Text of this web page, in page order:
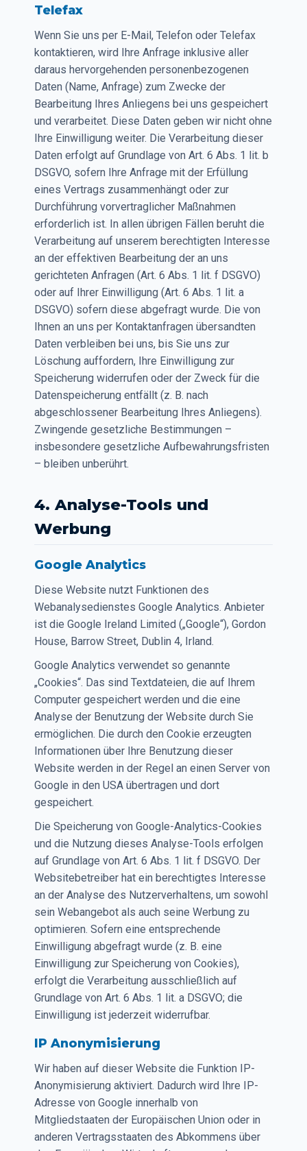
Telefax
Wenn Sie uns per E-Mail, Telefon oder Telefax
kontaktieren, wird Ihre Anfrage inklusive aller
daraus hervorgehenden personenbezogenen
Daten (Name, Anfrage) zum Zwecke der
Bearbeitung Ihres Anliegens bei uns gespeichert
und verarbeitet. Diese Daten geben wir nicht ohne
Ihre Einwilligung weiter. Die Verarbeitung dieser
Daten erfolgt auf Grundlage von Art. 6 Abs. 1 lit. b
DSGVO, sofern Ihre Anfrage mit der Erfüllung
eines Vertrags zusammenhängt oder zur
Durchführung vorvertraglicher Maßnahmen
erforderlich ist. In allen übrigen Fällen beruht die
Verarbeitung auf unserem berechtigten Interesse
an der effektiven Bearbeitung der an uns
gerichteten Anfragen (Art. 6 Abs. 1 lit. f DSGVO)
oder auf Ihrer Einwilligung (Art. 6 Abs. 1 lit. a
DSGVO) sofern diese abgefragt wurde. Die von
Ihnen an uns per Kontaktanfragen übersandten
Daten verbleiben bei uns, bis Sie uns zur
Löschung auffordern, Ihre Einwilligung zur
Speicherung widerrufen oder der Zweck für die
Datenspeicherung entfällt (z. B. nach
abgeschlossener Bearbeitung Ihres Anliegens).
Zwingende gesetzliche Bestimmungen –
insbesondere gesetzliche Aufbewahrungsfristen
– bleiben unberührt.
4. Analyse-Tools und
Werbung
Google Analytics
Diese Website nutzt Funktionen des
Webanalysedienstes Google Analytics. Anbieter
ist die Google Ireland Limited („Google“), Gordon
House, Barrow Street, Dublin 4, Irland.
Google Analytics verwendet so genannte
„Cookies“. Das sind Textdateien, die auf Ihrem
Computer gespeichert werden und die eine
Analyse der Benutzung der Website durch Sie
ermöglichen. Die durch den Cookie erzeugten
Informationen über Ihre Benutzung dieser
Website werden in der Regel an einen Server von
Google in den USA übertragen und dort
gespeichert.
Die Speicherung von Google-Analytics-Cookies
und die Nutzung dieses Analyse-Tools erfolgen
auf Grundlage von Art. 6 Abs. 1 lit. f DSGVO. Der
Websitebetreiber hat ein berechtigtes Interesse
an der Analyse des Nutzerverhaltens, um sowohl
sein Webangebot als auch seine Werbung zu
optimieren. Sofern eine entsprechende
Einwilligung abgefragt wurde (z. B. eine
Einwilligung zur Speicherung von Cookies),
erfolgt die Verarbeitung ausschließlich auf
Grundlage von Art. 6 Abs. 1 lit. a DSGVO; die
Einwilligung ist jederzeit widerrufbar.
IP Anonymisierung
Wir haben auf dieser Website die Funktion IP-
Anonymisierung aktiviert. Dadurch wird Ihre IP-
Adresse von Google innerhalb von
Mitgliedstaaten der Europäischen Union oder in
anderen Vertragsstaaten des Abkommens über